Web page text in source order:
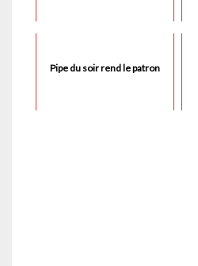
Pipe du soir rend le patron